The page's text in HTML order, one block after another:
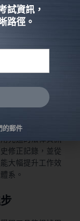
法條
台和專業應用程
先進的法律資訊
修正記錄，並從
大幅提升工作效
系。
試資訊，
路徑。
的郵件